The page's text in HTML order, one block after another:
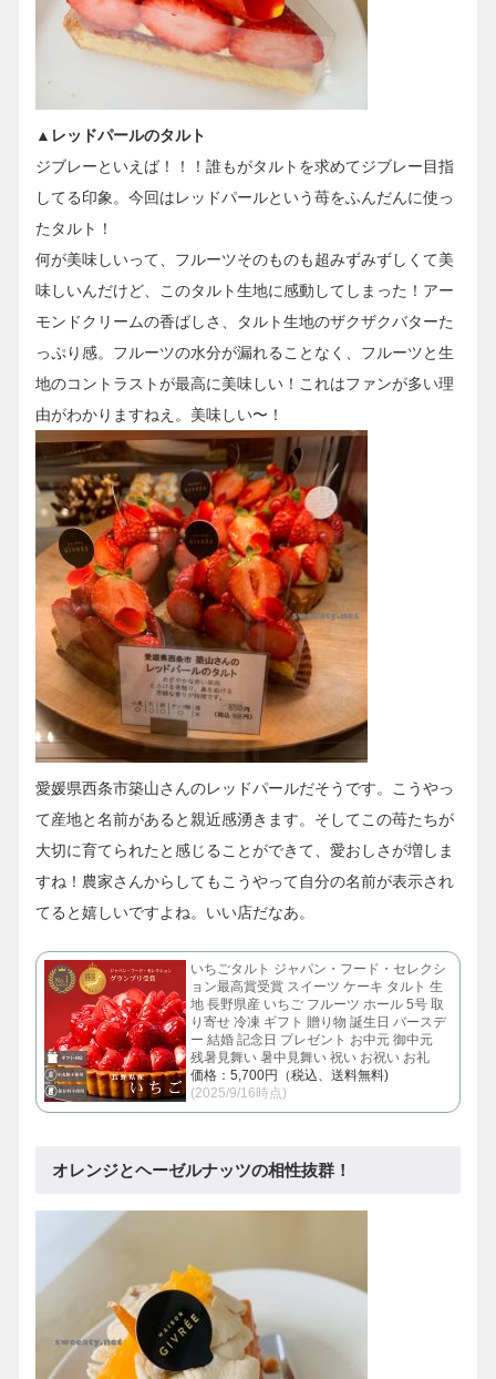
▲レッドパールのタルト
ジブレーといえば！！！誰もがタルトを求めてジブレー目指
してる印象。今回はレッドパールという苺をふんだんに使っ
たタルト！
何が美味しいって、フルーツそのものも超みずみずしくて美
味しいんだけど、このタルト生地に感動してしまった！アー
モンドクリームの香ばしさ、タルト生地のザクザクバターた
っぷり感。フルーツの水分が漏れることなく、フルーツと生
地のコントラストが最高に美味しい！これはファンが多い理
由がわかりますねえ。美味しい〜！
愛媛県西条市築山さんのレッドパールだそうです。こうやっ
て産地と名前があると親近感湧きます。そしてこの苺たちが
大切に育てられたと感じることができて、愛おしさが増しま
すね！農家さんからしてもこうやって自分の名前が表示され
てると嬉しいですよね。いい店だなあ。
いちごタルト ジャパン・フード・セレクシ
ョン最高賞受賞 スイーツ ケーキ タルト 生
地 長野県産 いちご フルーツ ホール 5号 取
り寄せ 冷凍 ギフト 贈り物 誕生日 バースデ
ー 結婚 記念日 プレゼント お中元 御中元
残暑見舞い 暑中見舞い 祝い お祝い お礼
価格：5,700円（税込、送料無料)
(2025/9/16時点)
オレンジとヘーゼルナッツの相性抜群！